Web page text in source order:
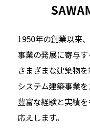
1950年の創業以来
事業の発展に寄与
さまざまな建築物
システム建築事業を
豊富な経験と実績
応えします。